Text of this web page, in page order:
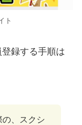
ト
録する手順は
、スクシ